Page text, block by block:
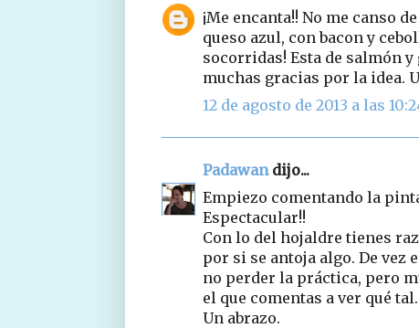
¡Me encanta!! No me canso
queso azul, con bacon y
socorridas! Esta de salmón y
muchas gracias por la idea.
12 de agosto de 2013 a las
Padawandijo...
Empiezo comentando la
Espectacular!!
Con lo del hojaldre tienes
por si se antoja algo. De vez
no perder la práctica, pero
el que comentas a ver qué tal.
Un abrazo.